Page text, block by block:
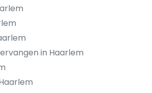
in Haarlem